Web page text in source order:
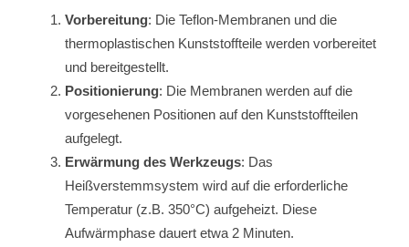
Vorbereitung: Die Teflon-Membranen und die
thermoplastischen Kunststoffteile werden vorbereitet
und bereitgestellt.
Positionierung: Die Membranen werden auf die
vorgesehenen Positionen auf den Kunststoffteilen
aufgelegt.
Erwärmung des Werkzeugs: Das
Heißverstemmsystem wird auf die erforderliche
Temperatur (z.B. 350°C) aufgeheizt. Diese
Aufwärmphase dauert etwa 2 Minuten.